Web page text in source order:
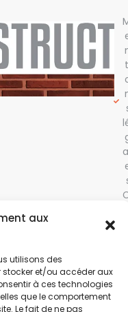
aux
utilisons des
stocker et/ou accéder aux
à ces technologies
que le comportement
Le fait de ne pas